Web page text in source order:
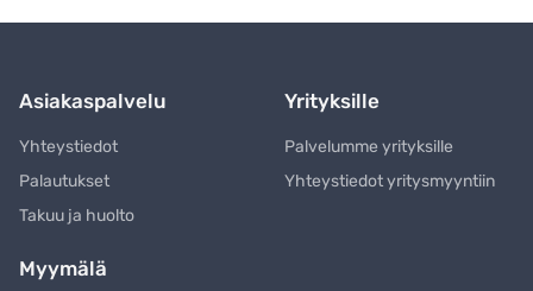
Asiakaspalvelu
Yhteystiedot
Palautukset
Takuu ja huolto
Yrityksille
Palvelumme yrityksille
Yhteystiedot yritysmyyntiin
Myymälä